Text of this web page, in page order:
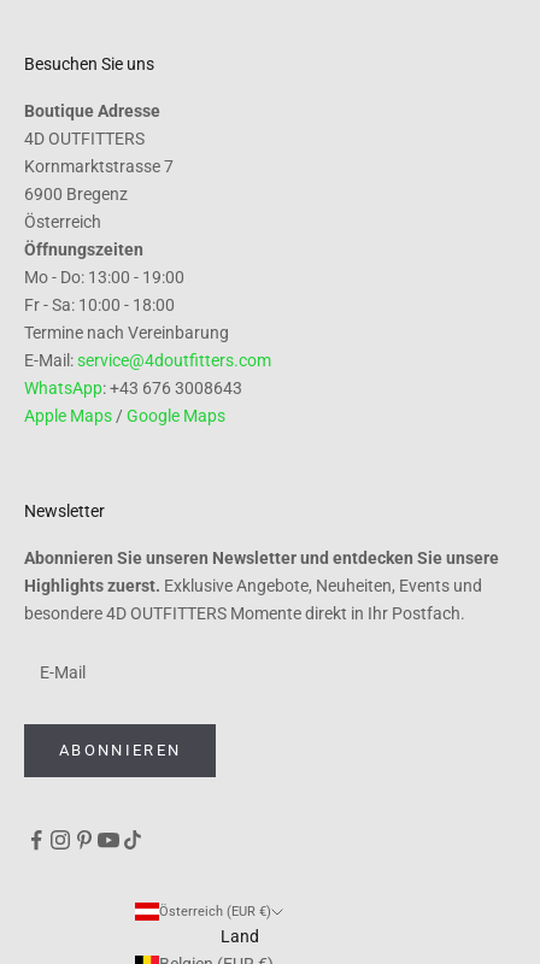
Besuchen Sie uns
Boutique Adresse
4D OUTFITTERS
Kornmarktstrasse 7
6900 Bregenz
Österreich
Öffnungszeiten
Mo - Do: 13:00 - 19:00
Fr - Sa: 10:00 - 18:00
Termine nach Vereinbarung
E-Mail:service@4doutfitters.com
WhatsApp: +43 676 3008643
Apple Maps / Google Maps
Newsletter
Abonnieren Sie unseren Newsletter und entdecken Sie unsere
Highlights zuerst. Exklusive Angebote, Neuheiten, Events und
besondere 4D OUTFITTERS Momente direkt in Ihr Postfach.
ABONNIEREN
Österreich (EUR €)
Land